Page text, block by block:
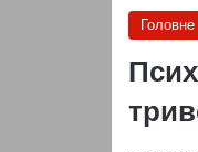
Головне